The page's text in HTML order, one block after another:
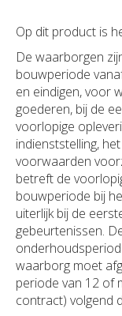
Op dit product is
De waarborgen
bouwperiode
en eindigen, voor
goederen, bij de
voorlopige
indienststelling,
voorwaarden
betreft de
bouwperiode bij
uiterlijk bij de
gebeurtenissen.
waarborg moet
periode van 12 of
contract) volgend